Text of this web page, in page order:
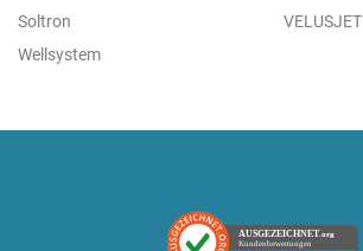
Soltron
VELUSJET
Wellsystem
AUSGEZEICHNET .org
Kundenbewertungen